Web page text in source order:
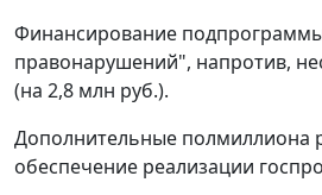
Финансирование
правонарушений", напротив,
(на 2,8 млн руб.).
Дополнительные полмиллиона
обеспечение реализации